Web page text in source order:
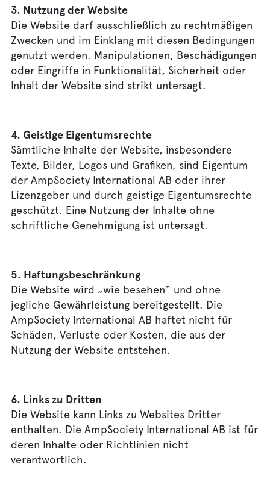
3. Nutzung der Website
Die Website darf ausschließlich zu rechtmäßigen
Zwecken und im Einklang mit diesen Bedingungen
genutzt werden. Manipulationen, Beschädigungen
oder Eingriffe in Funktionalität, Sicherheit oder
Inhalt der Website sind strikt untersagt.
4. Geistige Eigentumsrechte
Sämtliche Inhalte der Website, insbesondere
Texte, Bilder, Logos und Grafiken, sind Eigentum
der AmpSociety International AB oder ihrer
Lizenzgeber und durch geistige Eigentumsrechte
geschützt. Eine Nutzung der Inhalte ohne
schriftliche Genehmigung ist untersagt.
5. Haftungsbeschränkung
Die Website wird „wie besehen“ und ohne
jegliche Gewährleistung bereitgestellt. Die
AmpSociety International AB haftet nicht für
Schäden, Verluste oder Kosten, die aus der
Nutzung der Website entstehen.
6. Links zu Dritten
Die Website kann Links zu Websites Dritter
enthalten. Die AmpSociety International AB ist für
deren Inhalte oder Richtlinien nicht
verantwortlich.